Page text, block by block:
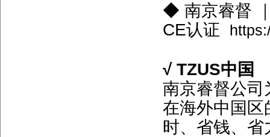
◆ 南京睿督
CE认证
√ TZUS中国
南京睿督公
在海外中国区
时、省钱、